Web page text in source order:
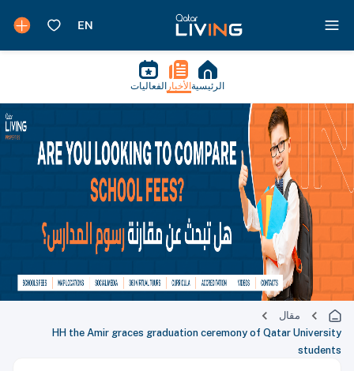
الرئيسية الأخبار الفعاليات
مقال
HH the Amir graces graduation ceremony of Qatar University
students